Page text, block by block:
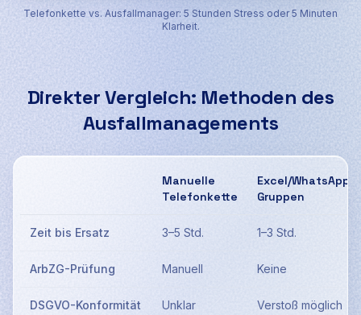
Telefonkette vs. Ausfallmanager: 5 Stunden Stress oder 5 Minuten
Klarheit.
Direkter Vergleich: Methoden des
Ausfallmanagements
Manuelle
Telefonkette
Excel/WhatsApp-
Gruppen
Zeit bis Ersatz 3–5 Std. 1–3 Std.
ArbZG-Prüfung Manuell Keine
DSGVO-Konformität Unklar Verstoß möglich